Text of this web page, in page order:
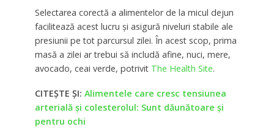
Selectarea corectă a alimentelor de la micul dejun
facilitează acest lucru și asigură niveluri stabile ale
presiunii pe tot parcursul zilei. În acest scop, prima
masă a zilei ar trebui să includă afine, nuci, mere,
avocado, ceai verde, potrivit The Health Site.
CITEȘTE ȘI: Alimentele care cresc tensiunea
arterială și colesterolul: Sunt dăunătoare și
pentru ochi